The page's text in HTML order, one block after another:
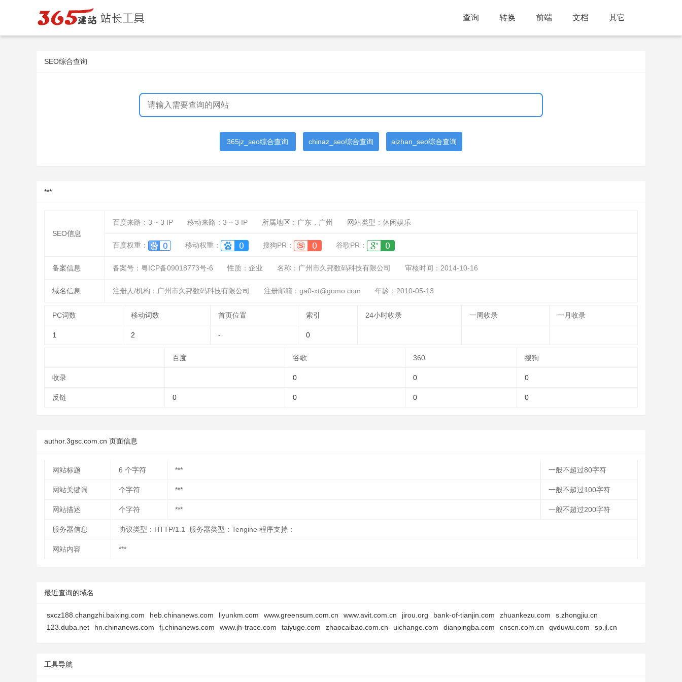
查询 转换 前端 文档 其它
SEO综合查询
365jz_seo综合查询 chinaz_seo综合查询 aizhan_seo综合查询
***
SEO信息
百度来路： 3 ~ 3 IP 移动来路： 3 ~ 3 IP 所属地区：广东，广州 网站类型：休闲娱乐
百度权重： 移动权重： 搜狗PR： 谷歌PR：
备案信息 备案号：粤ICP备09018773号-6 性质： 企业 名称： 广州市久邦数码科技有限公司 审核时间： 2014-10-16
域名信息 注册人/机构：广州市久邦数码科技有限公司 注册邮箱：ga0-xt@gomo.com 年龄：2010-05-13
PC词数 移动词数 首页位置 索引 24小时收录 一周收录 一月收录
1 2 - 0
百度 谷歌 360 搜狗
收录 0 0 0
反链 0 0 0 0
author.3gsc.com.cn 页面信息
网站标题 6 个字符 *** 一般不超过80字符
网站关键词 个字符 *** 一般不超过100字符
网站描述 个字符 *** 一般不超过200字符
服务器信息 协议类型：HTTP/1.1 服务器类型：Tengine 程序支持：
网站内容 ***
最近查询的域名
sxcz188.changzhi.baixing.com heb.chinanews.com liyunkm.com www.greensum.com.cn www.avit.com.cn jirou.org bank-of-tianjin.com zhuankezu.com
s.zhongjiu.cn
123.duba.net
hn.chinanews.com fj.chinanews.com www.jh-trace.com taiyuge.com zhaocaibao.com.cn uichange.com dianpingba.com cnscn.com.cn qvduwu.com sp.jl.cn
工具导航